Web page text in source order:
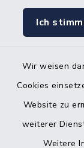
Ich
Wir weisen
Cookies
Website zu
weiterer
Weitere
J.